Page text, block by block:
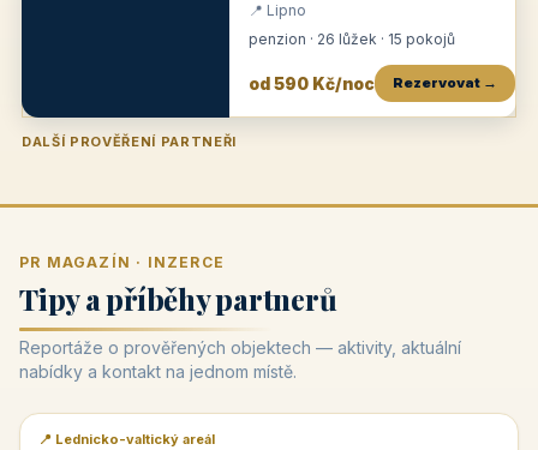
📍 Lipno
penzion · 26 lůžek · 15 pokojů
od 590 Kč/noc Rezervovat →
DALŠÍ PROVĚŘENÍ PARTNEŘI
Penzion U Zámku Pension Faber
PR MAGAZÍN · INZERCE
Tipy a příběhy partnerů
Reportáže o prověřených objektech — aktivity, aktuální
nabídky a kontakt na jednom místě.
📰 PR článek
📍 Lednicko-valtický areál